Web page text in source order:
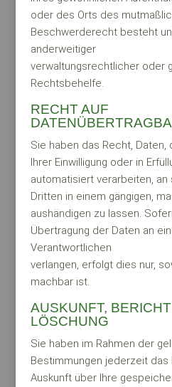
oder des Orts des
Beschwerderecht besteht
anderweitiger
verwaltungsrechtlicher oder
Rechtsbehelfe.
RECHT AUF
Sie haben das Recht, Daten,
Ihrer Einwilligung oder in
automatisiert verarbeiten, an
Dritten in einem gängigen,
aushändigen zu lassen.
Übertragung der Daten an
Verantwortlichen
verlangen, erfolgt dies nur,
machbar ist.
AUSKUNFT,
LÖSCHUNG
Sie haben im Rahmen der
Bestimmungen jederzeit
Auskunft über Ihre